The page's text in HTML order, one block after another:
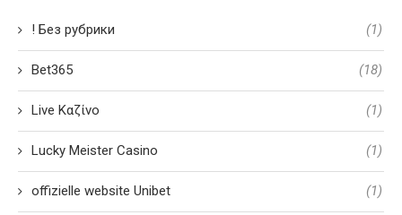
! Без рубрики (1)
Bet365 (18)
Live Καζίνο (1)
Lucky Meister Casino (1)
offizielle website Unibet (1)